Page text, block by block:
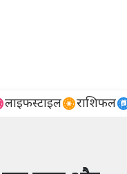
लाइफस्टाइल राशिफल